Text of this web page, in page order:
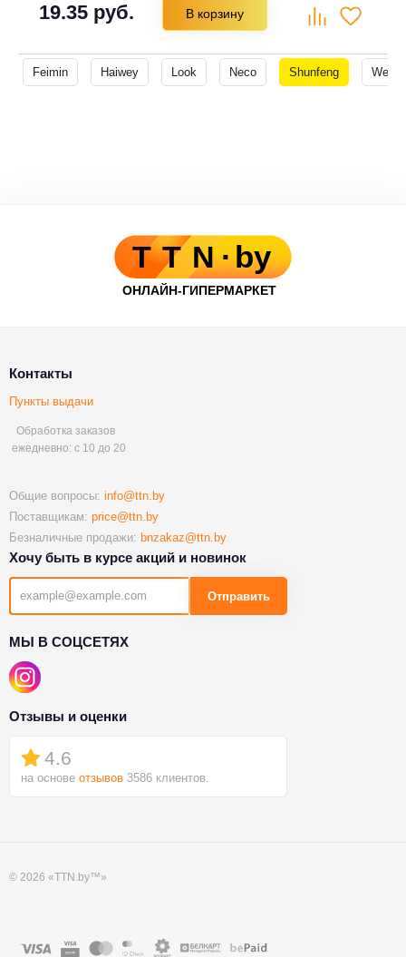
19.35 руб. В корзину
Feimin Haiwey Look Neco Shunfeng Wellgo
Контакты
Пункты выдачи
Обработка заказов
ежедневно: с 10 до 20
Общие вопросы: info@ttn.by
Поставщикам: price@ttn.by
Безналичные продажи: bnzakaz@ttn.by
Хочу быть в курсе акций и новинок
Отправить
МЫ В СОЦСЕТЯХ
Отзывы и оценки
4.6
на основе отзывов 3586 клиентов.
© 2026 «TTN.by™»